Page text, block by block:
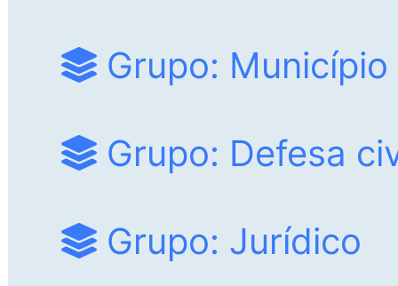
Grupo:
Grupo: Defesa
Grupo: Jurídico